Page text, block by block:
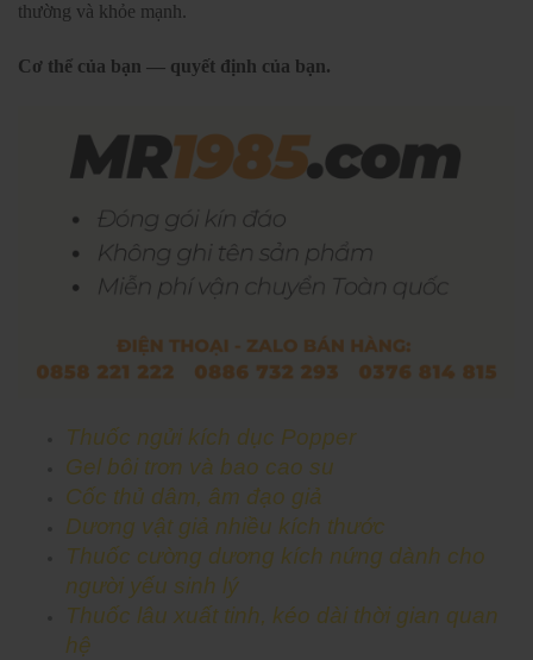
thường và khỏe mạnh.
Cơ thể của bạn — quyết định của bạn.
Thuốc ngửi kích dục Popper
Gel bôi trơn và bao cao su
Cốc thủ dâm, âm đạo giả
Dương vật giả nhiều kích thước
Thuốc cường dương kích nứng dành cho
người yếu sinh lý
Thuốc lâu xuất tinh, kéo dài thời gian quan
hệ